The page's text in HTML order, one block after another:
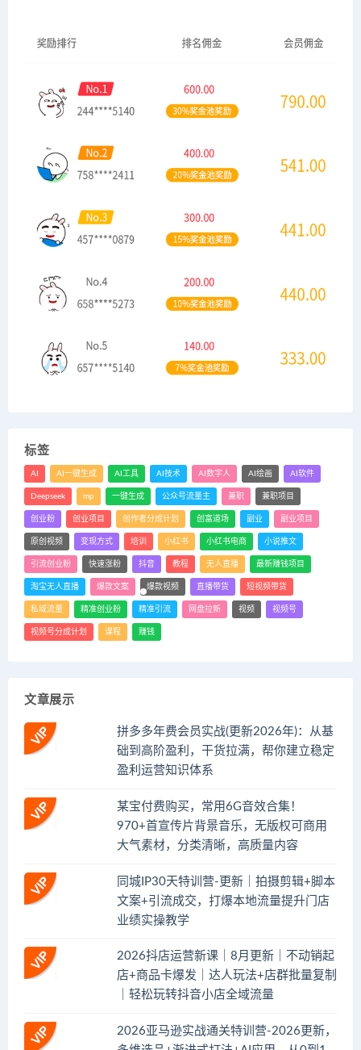
标签
AI AI一键生成 AI工具 AI技术 AI数字人 AI绘画 AI软件
Deepseek mp 一键生成 公众号流量主 兼职 兼职项目
创业粉 创业项目 创作者分成计划 创富道场 副业 副业项目
原创视频 变现方式 培训 小红书 小红书电商 小说推文
引流创业粉 快速涨粉 抖音 教程 无人直播 最新赚钱项目
淘宝无人直播 爆款文案 爆款视频 直播带货 短视频带货
私域流量 精准创业粉 精准引流 网盘拉新 视频 视频号
视频号分成计划 课程 赚钱
文章展示
拼多多年费会员实战(更新2026年)：从基
础到高阶盈利，干货拉满，帮你建立稳定
盈利运营知识体系
某宝付费购买，常用6G音效合集！
970+首宣传片背景音乐，无版权可商用
大气素材，分类清晰，高质量内容
同城IP30天特训营-更新｜拍摄剪辑+脚本
文案+引流成交，打爆本地流量提升门店
业绩实操教学
2026抖店运营新课｜8月更新｜不动销起
店+商品卡爆发｜达人玩法+店群批量复制
｜轻松玩转抖音小店全域流量
2026亚马逊实战通关特训营-2026更新，